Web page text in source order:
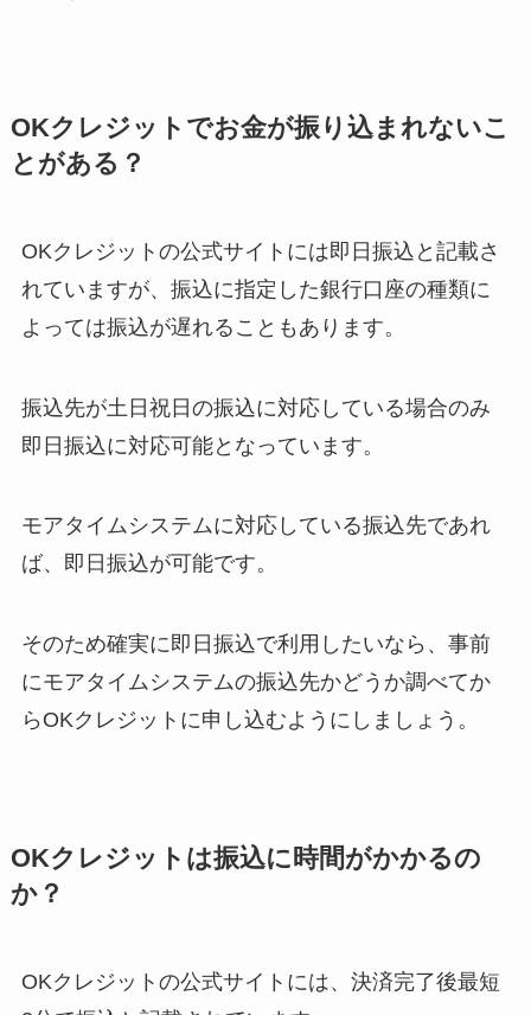
OKクレジットでお金が振り込まれないこ
とがある？
OKクレジットの公式サイトには即日振込と記載さ
れていますが、振込に指定した銀行口座の種類に
よっては振込が遅れることもあります。
振込先が土日祝日の振込に対応している場合のみ
即日振込に対応可能となっています。
モアタイムシステムに対応している振込先であれ
ば、即日振込が可能です。
そのため確実に即日振込で利用したいなら、事前
にモアタイムシステムの振込先かどうか調べてか
らOKクレジットに申し込むようにしましょう。
OKクレジットは振込に時間がかかるの
か？
OKクレジットの公式サイトには、決済完了後最短